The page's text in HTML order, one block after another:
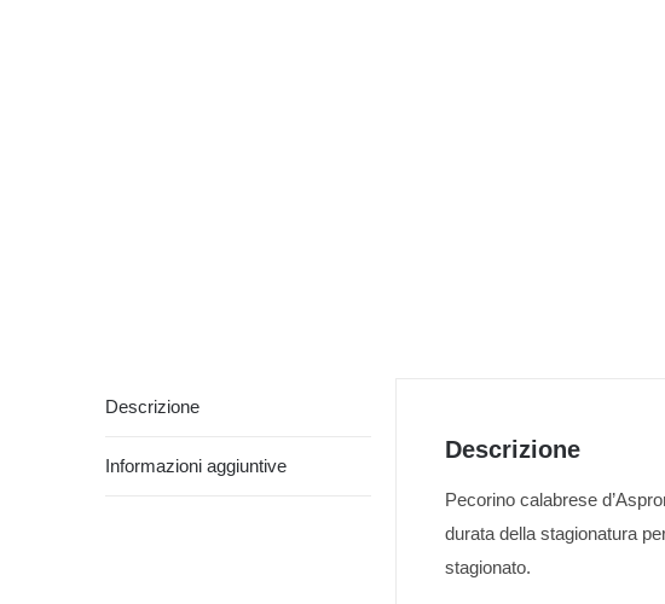
Descrizione
Informazioni aggiuntive
Descrizione
Pecorino calabrese
durata della stagionatura
stagionato.